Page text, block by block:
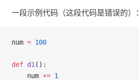
一段示例代码（这段代码是错误的）：
num = 100
def d1 ():
    num
+= 1